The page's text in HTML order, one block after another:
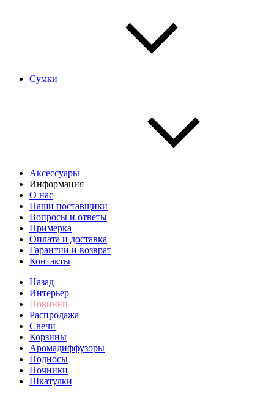
Сумки
Аксессуары
Информация
О нас
Наши поставщики
Вопросы и ответы
Примерка
Оплата и доставка
Гарантии и возврат
Контакты
Назад
Интерьер
Новинки
Распродажа
Свечи
Корзины
Аромадиффузоры
Подносы
Ночники
Шкатулки